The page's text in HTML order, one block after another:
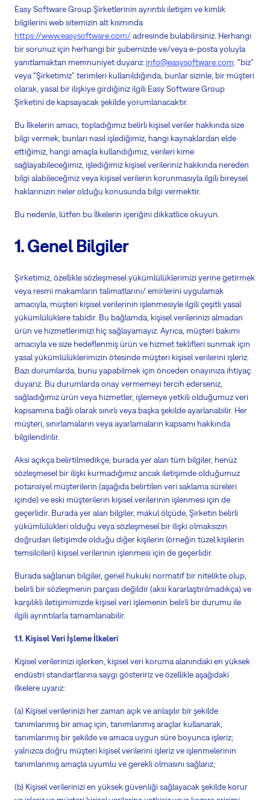
Easy Software Group Şirketlerinin ayrıntılı iletişim ve kimlik
bilgilerini web sitemizin alt kısmında
https://www.easysoftware.com/adresinde bulabilirsiniz. Herhangi
bir sorunuz için herhangi bir şubemizde ve/veya e-posta yoluyla
yanıtlamaktan memnuniyet duyarız: info@easysoftware.com. “biz”
veya “Şirketimiz” terimleri kullanıldığında, bunlar sizinle, bir müşteri
olarak, yasal bir ilişkiye girdiğiniz ilgili Easy Software Group
Şirketini de kapsayacak şekilde yorumlanacaktır.
Bu İlkelerin amacı, topladığımız belirli kişisel veriler hakkında size
bilgi vermek, bunları nasıl işlediğimiz, hangi kaynaklardan elde
ettiğimiz, hangi amaçla kullandığımız, verileri kime
sağlayabileceğimiz, işlediğimiz kişisel verileriniz hakkında nereden
bilgi alabileceğiniz veya kişisel verilerin korunmasıyla ilgili bireysel
haklarınızın neler olduğu konusunda bilgi vermektir.
Bu nedenle, lütfen bu İlkelerin içeriğini dikkatlice okuyun.
1. Genel Bilgiler
Şirketimiz, özellikle sözleşmesel yükümlülüklerimizi yerine getirmek
veya resmi makamların talimatlarını/ emirlerini uygulamak
amacıyla, müşteri kişisel verilerinin işlenmesiyle ilgili çeşitli yasal
yükümlülüklere tabidir. Bu bağlamda, kişisel verilerinizi almadan
ürün ve hizmetlerimizi hiç sağlayamayız. Ayrıca, müşteri bakımı
amacıyla ve size hedeflenmiş ürün ve hizmet teklifleri sunmak için
yasal yükümlülüklerimizin ötesinde müşteri kişisel verilerini işleriz.
Bazı durumlarda, bunu yapabilmek için önceden onayınıza ihtiyaç
duyarız. Bu durumlarda onay vermemeyi tercih ederseniz,
sağladığımız ürün veya hizmetler, işlemeye yetkili olduğumuz veri
kapsamına bağlı olarak sınırlı veya başka şekilde ayarlanabilir. Her
müşteri, sınırlamaların veya ayarlamaların kapsamı hakkında
bilgilendirilir.
Aksi açıkça belirtilmedikçe, burada yer alan tüm bilgiler, henüz
sözleşmesel bir ilişki kurmadığımız ancak iletişimde olduğumuz
potansiyel müşterilerin (aşağıda belirtilen veri saklama süreleri
içinde) ve eski müşterilerin kişisel verilerinin işlenmesi için de
geçerlidir. Burada yer alan bilgiler, makul ölçüde, Şirketin belirli
yükümlülükleri olduğu veya sözleşmesel bir ilişki olmaksızın
doğrudan iletişimde olduğu diğer kişilerin (örneğin tüzel kişilerin
temsilcileri) kişisel verilerinin işlenmesi için de geçerlidir.
Burada sağlanan bilgiler, genel hukuki normatif bir nitelikte olup,
belirli bir sözleşmenin parçası değildir (aksi kararlaştırılmadıkça) ve
karşılıklı iletişimimizde kişisel veri işlemenin belirli bir durumu ile
ilgili ayrıntılarla tamamlanabilir.
1.1. Kişisel Veri İşleme İlkeleri
Kişisel verilerinizi işlerken, kişisel veri koruma alanındaki en yüksek
endüstri standartlarına saygı gösteririz ve özellikle aşağıdaki
ilkelere uyarız:
(a) Kişisel verilerinizi her zaman açık ve anlaşılır bir şekilde
tanımlanmış bir amaç için, tanımlanmış araçlar kullanarak,
tanımlanmış bir şekilde ve amaca uygun süre boyunca işleriz;
yalnızca doğru müşteri kişisel verilerini işleriz ve işlenmelerinin
tanımlanmış amaçla uyumlu ve gerekli olmasını sağlarız;
(b) Kişisel verilerinizi en yüksek güvenliği sağlayacak şekilde korur